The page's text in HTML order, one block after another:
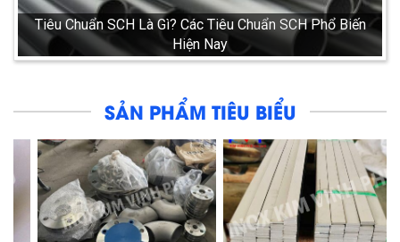
Tiêu Chuẩn SCH Là Gì? Các Tiêu Chuẩn SCH Phổ Biến
Hiện Nay
SẢN PHẨM TIÊU BIỂU